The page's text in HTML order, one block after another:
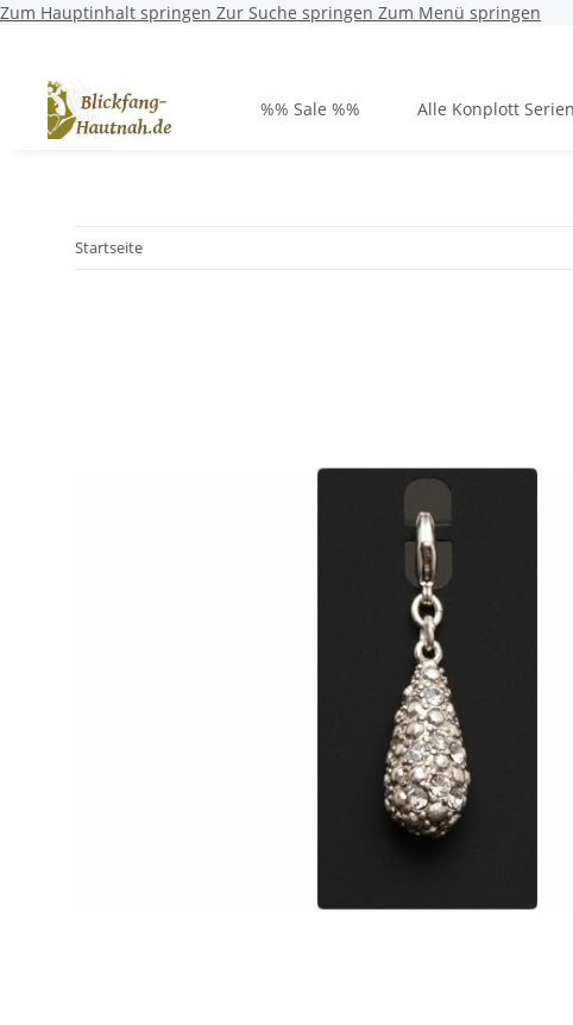
Zum Hauptinhalt springen Zur Suche springen Zum Menü springen
%% Sale %% Alle Konplott Serien
Startseite